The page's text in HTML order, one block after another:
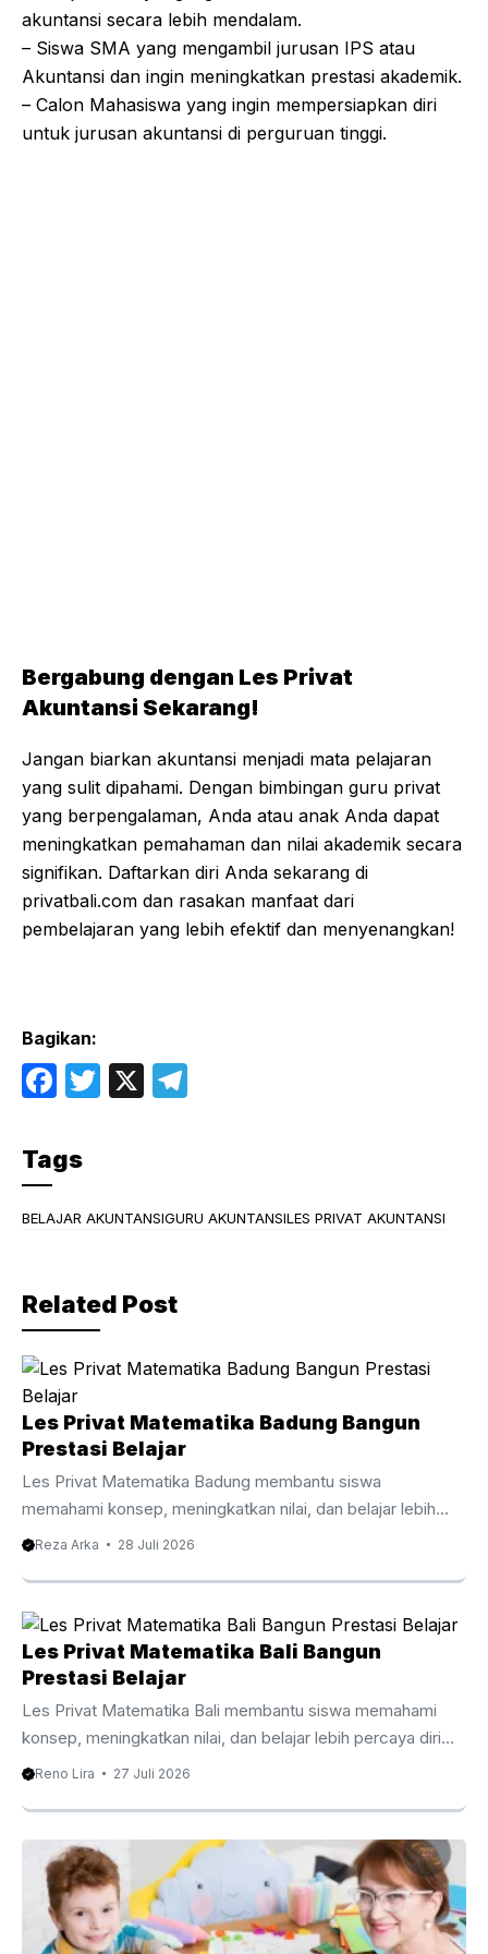
akuntansi secara lebih mendalam.
– Siswa SMA yang mengambil jurusan IPS atau
Akuntansi dan ingin meningkatkan prestasi akademik.
– Calon Mahasiswa yang ingin mempersiapkan diri
untuk jurusan akuntansi di perguruan tinggi.
Bergabung dengan Les Privat
Akuntansi Sekarang!
Jangan biarkan akuntansi menjadi mata pelajaran
yang sulit dipahami. Dengan bimbingan guru privat
yang berpengalaman, Anda atau anak Anda dapat
meningkatkan pemahaman dan nilai akademik secara
signifikan. Daftarkan diri Anda sekarang di
privatbali.com dan rasakan manfaat dari
pembelajaran yang lebih efektif dan menyenangkan!
Bagikan:
F
c
e
b
o
k
T
X
a
Tags
BELAJAR AKUNTANSIGURU AKUNTANSILES PRIVAT AKUNTANSI
Related Post
Les Privat Matematika Badung Bangun
Prestasi Belajar
Les Privat Matematika Badung membantu siswa
memahami konsep, meningkatkan nilai, dan belajar lebih
percaya diri bersama tutor berpengalaman. Les Privat
Matematika menjadi mata pelajaran yang membutuhkan
pemahaman konsep secara bertahap agar siswa mampu
mengikuti materi dengan baik. Oleh karena itu, Les Privat
Matematika Badung membantu siswa memahami setiap
topik melalui pembelajaran yang lebih terarah, personal, dan
mudah dipahami sesuai kemampuan masing masing.
Berbeda dengan pembelajaran di kelas yang harus
menyesuaikan banyak siswa, les ...
Reza Arka 28 Juli 2026
Les Privat Matematika Bali Bangun
Prestasi Belajar
Les Privat Matematika Bali membantu siswa memahami
konsep, meningkatkan nilai, dan belajar lebih percaya diri
bersama tutor berpengalaman. Les Privat Matematika Bali
satu mata pelajaran yang membutuhkan pemahaman
konsep secara bertahap. Oleh karena itu, Les Privat
Matematika Bali membantu siswa mempelajari setiap
materi dengan pendekatan yang lebih terarah dan mudah
dipahami. Pembelajaran yang disesuaikan dengan
Reno Lira 27 Juli 2026